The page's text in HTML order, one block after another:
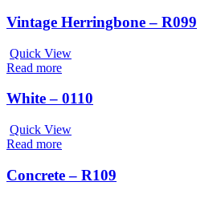
Vintage Herringbone – R099
Quick View
Read more
White – 0110
Quick View
Read more
Concrete – R109